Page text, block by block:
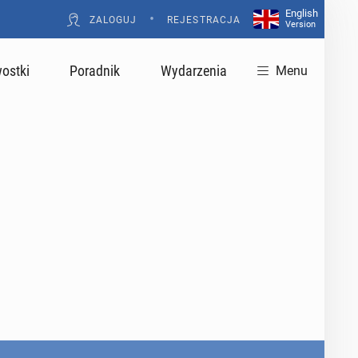
ZALOGUJ • REJESTRACJA
English
Version
Poradnik Wydarzenia Menu